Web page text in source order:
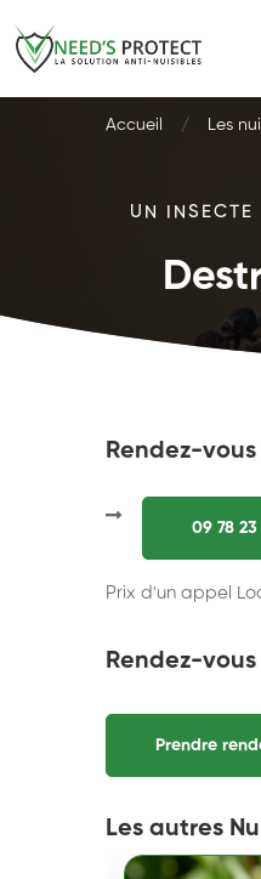
Accueil Les
UN
Rendez-
09 78 23
Prix d'un appel
Rendez-
Prendre
Les autres